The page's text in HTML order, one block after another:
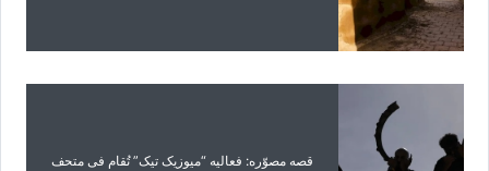
قصه مصوّره: فعالیه “میوزیک تیک” تُقام فی متحف